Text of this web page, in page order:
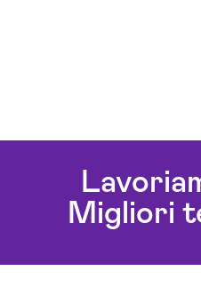
Migliori